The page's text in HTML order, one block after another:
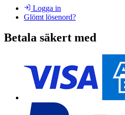
Logga in
Glömt lösenord?
Betala säkert med